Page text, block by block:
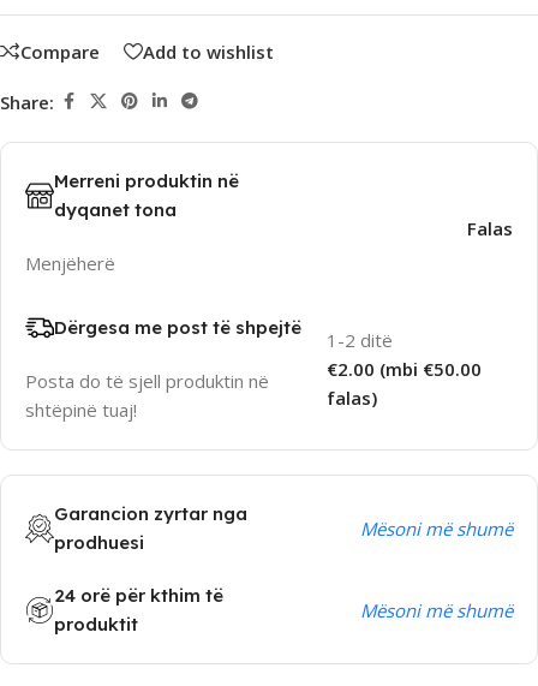
Compare Add to wishlist
Share:
Merreni produktin në
dyqanet tona
Menjëherë
Falas
Dërgesa me post të shpejtë
Posta do të sjell produktin në
shtëpinë tuaj!
1-2 ditë
€2.00 (mbi €50.00
falas)
Garancion zyrtar nga
prodhuesi
Mësoni më shumë
24 orë për kthim të
produktit
Mësoni më shumë